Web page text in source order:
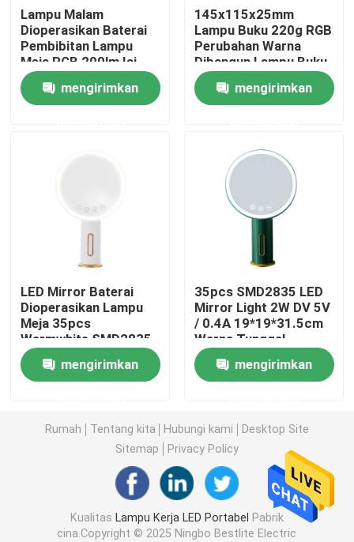
Kontrol kualitas
Hubungi kami
Lampu Kerja LED yang dapat diisi ulang
Lampu LED Tenaga Surya
Lampu Kerja COB LED
Lentera Berkemah LED 2 In 1
Lampu Sensor Kabinet
Senter LED
Lampu Malam
Dioperasikan Baterai
Pembibitan Lampu
Meja RGB 200lm Isi
Ulang
mengirimkan
145x115x25mm
Lampu Buku 220g RGB
Perubahan Warna
Dibangun Lampu Buku
Isi Ulang
mengirimkan
LED Mirror Baterai
Dioperasikan Lampu
Meja 35pcs
Warmwhite SMD2835
LED + 35pcs Cool
White 2W DV 5V/0.4A
mengirimkan
35pcs SMD2835 LED
Mirror Light 2W DV 5V
/ 0.4A 19*19*31.5cm
Warna Tunggal
mengirimkan
Rumah Tentang kita Hubungi kami
Desktop Site
Sitemap
Privacy Policy
Kualitas Lampu Kerja LED Portabel
Pabrik
cina.Copyright © 2025 Ningbo Bestlite Electric